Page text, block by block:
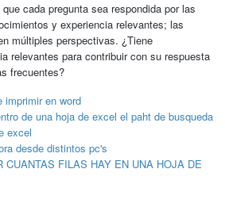
cada pregunta sea respondida por las
y experiencia relevantes; las
múltiples perspectivas. ¿Tiene
relevantes para contribuir con su respuesta
frecuentes?
imprimir en word
de una hoja de excel el paht de busqueda
excel
desde distintos pc's
CUANTAS FILAS HAY EN UNA HOJA DE